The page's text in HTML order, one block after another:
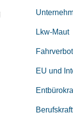
Lkw-Maut
EU und